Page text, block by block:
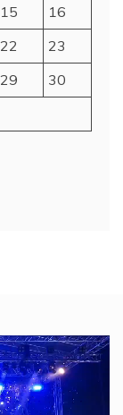
15
16
22
23
29
30